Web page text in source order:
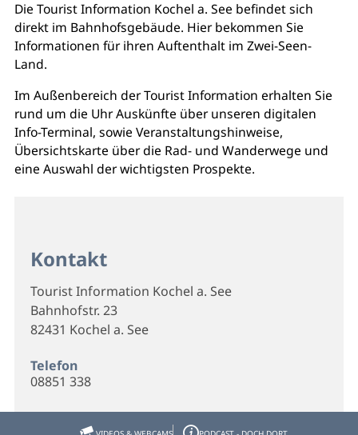
Die Tourist Information Kochel a. See befindet sich
direkt im Bahnhofsgebäude. Hier bekommen Sie
Informationen für ihren Auftenthalt im Zwei-Seen-
Land.
Im Außenbereich der Tourist Information erhalten Sie
rund um die Uhr Auskünfte über unseren digitalen
Info-Terminal, sowie Veranstaltungshinweise,
Übersichtskarte über die Rad- und Wanderwege und
eine Auswahl der wichtigsten Prospekte.
Kontakt
Tourist Information Kochel a. See
Bahnhofstr. 23
82431 Kochel a. See
Telefon
08851 338
E-Mail